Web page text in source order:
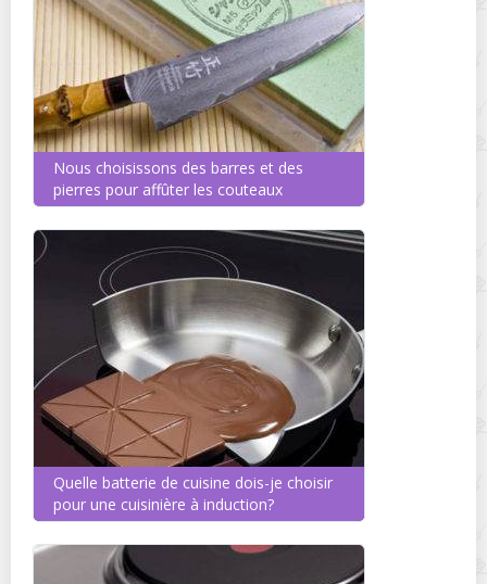
Nous choisissons des barres et des
pierres pour affûter les couteaux
Quelle batterie de cuisine dois-je choisir
pour une cuisinière à induction?